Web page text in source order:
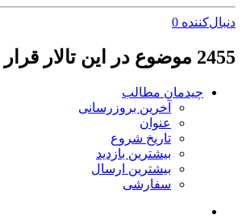
دنبال‌کننده 0
2455 موضوع در این تالار قرار دارد
چیدمان مطالب
آخرین بروزرسانی
عنوان
تاریخ شروع
بیشترین بازدید
بیشترین ارسال
سفارشی